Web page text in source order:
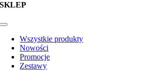
SKLEP
Toggle
NavigationWszystkie produkty
Nowości
Promocje
Zestawy